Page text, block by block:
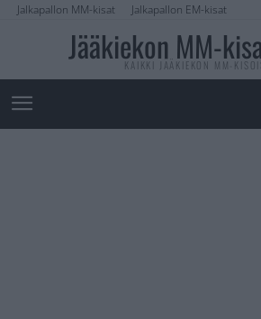
Jalkapallon MM-kisat Jalkapallon EM-kisat
Jääkiekon MM-
KAIKKI JÄÄKIEKON MM-